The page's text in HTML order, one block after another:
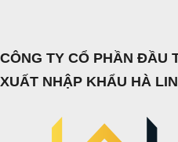
CÔNG TY CỔ PHẦN ĐẦU
XUẤT NHẬP KHẨU HÀ